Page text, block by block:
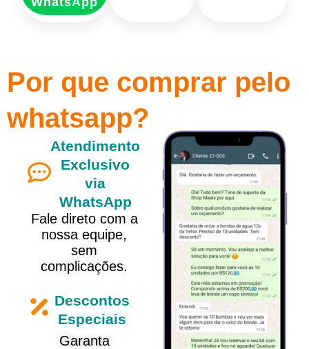
Por que comprar pelo
whatsapp?
Atendimento
Exclusivo
via
WhatsApp
Fale direto com a
nossa equipe,
sem
complicações.
Descontos
Especiais
Garanta